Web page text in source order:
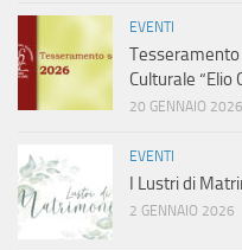
EVENTI
Tesseramento
Culturale “Elio
20 GENNAIO 2026
EVENTI
I Lustri di
2 GENNAIO 2026